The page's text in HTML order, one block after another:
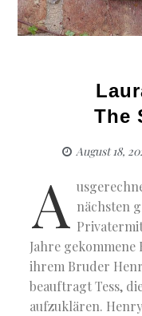
The
August 18,
A nächsten
Jahre
ihrem Bruder
beauftragt Tess,
aufzuklären.